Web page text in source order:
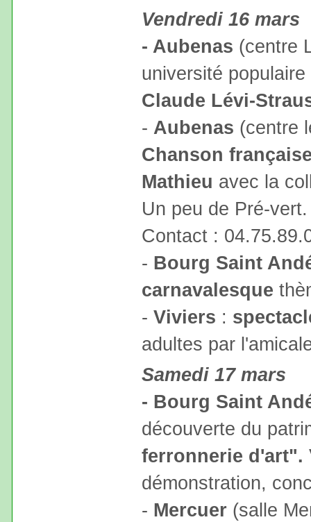
Vendredi 16 mars
- Aubenas (centre
université populaire
Claude Lévi-
- Aubenas (centre
Chanson
Mathieu avec la
Un peu de Pré-
Contact :
- Bourg Saint
carnavalesque
- Viviers :
adultes par
Samedi 17 mars
- Bourg Saint
découverte du
ferronnerie d'art".
démonstration,
- Mercuer (salle